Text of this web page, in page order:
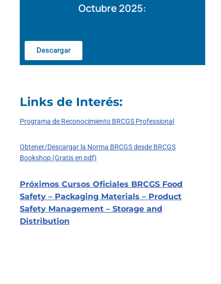
Octubre 2025:
Descargar
Links de Interés:
Programa de Reconocimiento BRCGS Professional
Obtener/Descargar la Norma BRCGS desde BRCGS
Bookshop (Gratis en pdf)
Próximos Cursos Oficiales BRCGS Food
Safety – Packaging Materials – Product
Safety Management – Storage and
Distribution